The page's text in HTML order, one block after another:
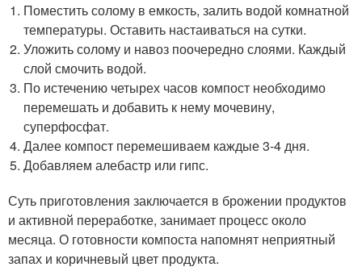
Поместить солому в емкость, залить водой комнатной
температуры. Оставить настаиваться на сутки.
Уложить солому и навоз поочередно слоями. Каждый
слой смочить водой.
По истечению четырех часов компост необходимо
перемешать и добавить к нему мочевину,
суперфосфат.
Далее компост перемешиваем каждые 3-4 дня.
Добавляем алебастр или гипс.
Суть приготовления заключается в брожении продуктов
и активной переработке, занимает процесс около
месяца. О готовности компоста напомнят неприятный
запах и коричневый цвет продукта.